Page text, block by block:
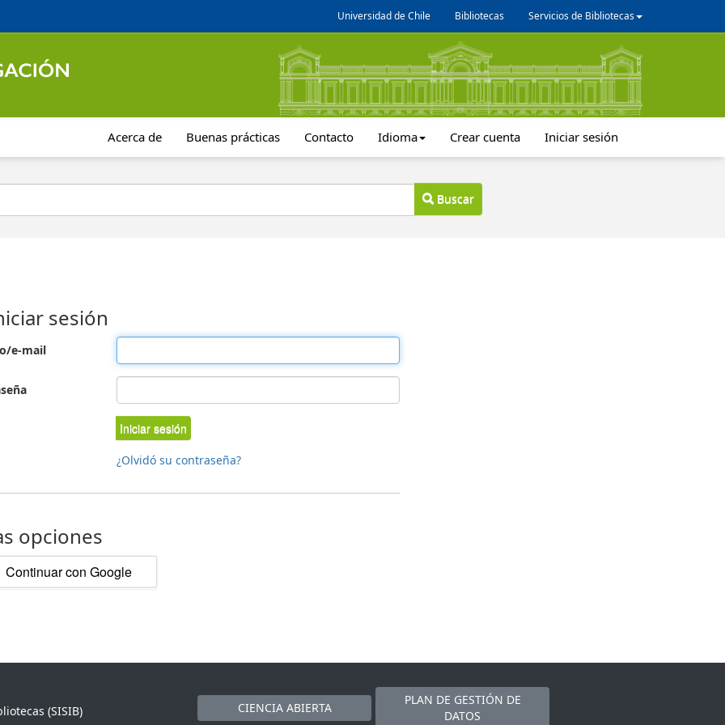
Universidad de Chile Bibliotecas Servicios de Bibliotecas
Acerca de Buenas prácticas Contacto Idioma Crear cuenta Iniciar sesión
Buscar
sesión
e-mail
Iniciar sesión
¿Olvidó su contraseña?
opciones
Continuar con Google
(SISIB)
CIENCIA ABIERTA
PLAN DE GESTIÓN DE
DATOS